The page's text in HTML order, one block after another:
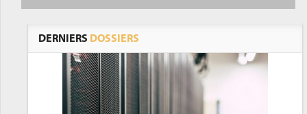
DERNIERS DOSSIERS